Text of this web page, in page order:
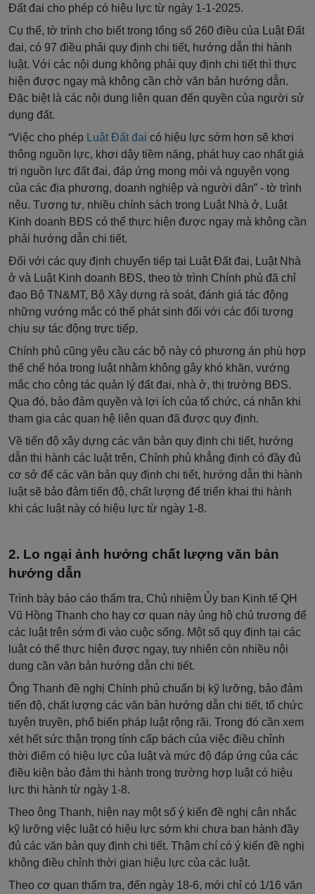
Đất đai cho phép có hiệu lực từ ngày 1-1-2025.
Cụ thể, tờ trình cho biết trong tổng số 260 điều của Luật Đất
đai, có 97 điều phải quy định chi tiết, hướng dẫn thi hành
luật. Với các nội dung không phải quy định chi tiết thì thực
hiện được ngay mà không cần chờ văn bản hướng dẫn.
Đặc biệt là các nội dung liên quan đến quyền của người sử
dụng đất.
“Việc cho phép Luật Đất đai có hiệu lực sớm hơn sẽ khơi
thông nguồn lực, khơi dậy tiềm năng, phát huy cao nhất giá
trị nguồn lực đất đai, đáp ứng mong mỏi và nguyện vọng
của các địa phương, doanh nghiệp và người dân” - tờ trình
nêu. Tương tự, nhiều chính sách trong Luật Nhà ở, Luật
Kinh doanh BĐS có thể thực hiện được ngay mà không cần
phải hướng dẫn chi tiết.
Đối với các quy định chuyển tiếp tại Luật Đất đai, Luật Nhà
ở và Luật Kinh doanh BĐS, theo tờ trình Chính phủ đã chỉ
đạo Bộ TN&MT, Bộ Xây dựng rà soát, đánh giá tác động
những vướng mắc có thể phát sinh đối với các đối tượng
chịu sự tác động trực tiếp.
Chính phủ cũng yêu cầu các bộ này có phương án phù hợp
thể chế hóa trong luật nhằm không gây khó khăn, vướng
mắc cho công tác quản lý đất đai, nhà ở, thị trường BĐS.
Qua đó, bảo đảm quyền và lợi ích của tổ chức, cá nhân khi
tham gia các quan hệ liên quan đã được quy định.
Về tiến độ xây dựng các văn bản quy định chi tiết, hướng
dẫn thi hành các luật trên, Chính phủ khẳng định có đầy đủ
cơ sở để các văn bản quy định chi tiết, hướng dẫn thi hành
luật sẽ bảo đảm tiến độ, chất lượng để triển khai thi hành
khi các luật này có hiệu lực từ ngày 1-8.
Lo ngại ảnh hưởng chất lượng văn bản
hướng dẫn
Trình bày báo cáo thẩm tra, Chủ nhiệm Ủy ban Kinh tế QH
Vũ Hồng Thanh cho hay cơ quan này ủng hộ chủ trương để
các luật trên sớm đi vào cuộc sống. Một số quy định tại các
luật có thể thực hiện được ngay, tuy nhiên còn nhiều nội
dung cần văn bản hướng dẫn chi tiết.
Ông Thanh đề nghị Chính phủ chuẩn bị kỹ lưỡng, bảo đảm
tiến độ, chất lượng các văn bản hướng dẫn chi tiết, tổ chức
tuyên truyền, phổ biến pháp luật rộng rãi. Trong đó cần xem
xét hết sức thận trọng tính cấp bách của việc điều chỉnh
thời điểm có hiệu lực của luật và mức độ đáp ứng của các
điều kiện bảo đảm thi hành trong trường hợp luật có hiệu
lực thi hành từ ngày 1-8.
Theo ông Thanh, hiện nay một số ý kiến đề nghị cân nhắc
kỹ lưỡng việc luật có hiệu lực sớm khi chưa ban hành đầy
đủ các văn bản quy định chi tiết. Thậm chí có ý kiến đề nghị
không điều chỉnh thời gian hiệu lực của các luật.
Theo cơ quan thẩm tra, đến ngày 18-6, mới chỉ có 1/16 văn